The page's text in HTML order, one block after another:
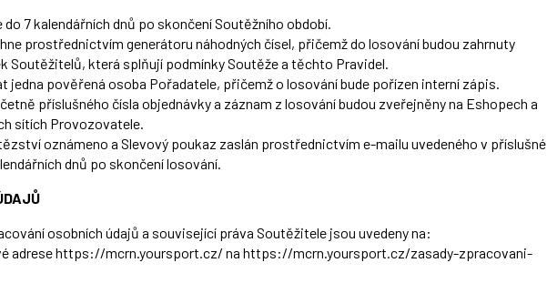
7 kalendářních dnů po skončení Soutěžního období.
prostřednictvím generátoru náhodných čísel, přičemž do losování budou zahrnuty
Soutěžitelů, která splňují podmínky Soutěže a těchto Pravidel.
jedna pověřená osoba Pořadatele, přičemž o losování bude pořízen interní zápis.
příslušného čísla objednávky a záznam z losování budou zveřejněny na Eshopech a
sítích Provozovatele.
oznámeno a Slevový poukaz zaslán prostřednictvím e-mailu uvedeného v příslušné
dnů po skončení losování.
osobních údajů a související práva Soutěžitele jsou uvedeny na:
adresehttps://mcrn.yoursport.cz/ na https://mcrn.yoursport.cz/zasady-zpracovani-